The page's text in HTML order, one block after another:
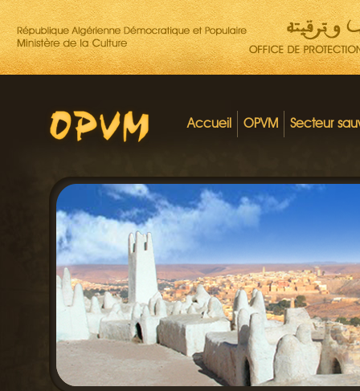
Accueil OPVM Secteur